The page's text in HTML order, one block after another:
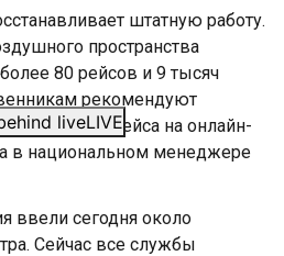
liveLIVE
штатную работу.
пространства
80 рейсов и 9 тысяч
рекомендуют
о статусе рейса на онлайн-
в национальном менеджере
ввели сегодня около
Сейчас все службы